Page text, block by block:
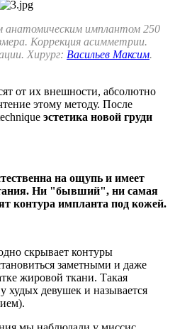
анатомическим имплантом 250
Коррекция асимметрии.
Хирург: Васильев Максим.
от их внешности, абсолютно
этому методу. После
эстетика новой груди
на ощупь и имеет
Ни "бывший", ни самая
контура импланта под кожей.
скрывает контуры
заметными и даже
жировой ткани. Такая
худых девушек и называется